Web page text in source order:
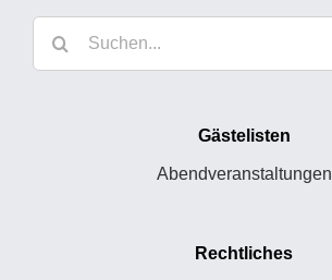
Suche
nach:
Gästelisten
Abendveranstaltungen
Rechtliches